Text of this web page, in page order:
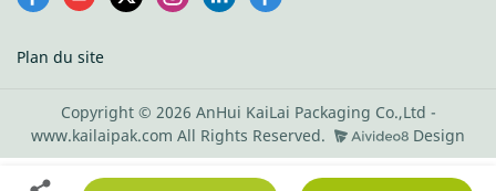
similaires sur le marché, ces
avantages incomparables en
qualité, d'esthétique, etc., et
jouissent d'une excellente
réputation. KaiLai Packaging
Plan du site
Copyright © 2026 AnHui KaiLai Packaging Co.,Ltd -
www.kailaipak.com All Rights Reserved.
Design